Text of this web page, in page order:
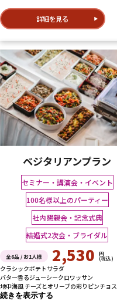
詳細を見る
ベジタリアンプラン
セミナー・講演会・イベント
100名様以上のパーティー
社内懇親会・記念式典
結婚式2次会・ブライダル
全6品 / お1人様 2,530 円
(税込)
クラシックポテトサラダ
バター香るジューシークロワッサン
地中海風 チーズとオリーブの彩りピンチョス
続きを表示する